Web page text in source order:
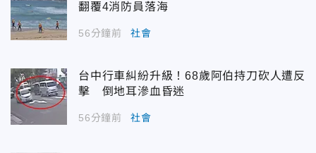
翻覆4消防員落海
56分鐘前 社會
台中行車糾紛升級！68歲阿伯持刀砍人遭反
擊 倒地耳滲血昏迷
56分鐘前 社會